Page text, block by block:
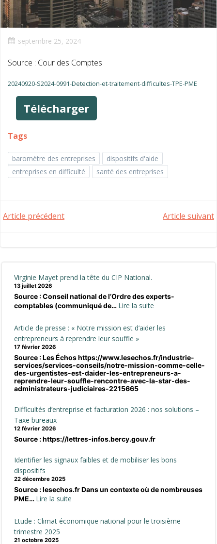
septembre 25, 2024
Source : Cour des Comptes
20240920-S2024-0991-Detection-et-traitement-difficultes-TPE-PME
Télécharger
Tags
baromètre des entreprises
dispositifs d'aide
entreprises en difficulté
santé des entreprises
Post
Article précédent Article suivant
Virginie Mayet prend la tête du CIP National.
13 juillet 2026
Source : Conseil national de l’Ordre des experts-
comptables (communiqué de… Lire la suite
Mayet
tête
du
CIP
Article de presse : « Notre mission est d’aider les
entrepreneurs à reprendre leur souffle »
17 février 2026
Source : Les Échos https://www.lesechos.fr/industrie-
services/services-conseils/notre-mission-comme-celle-
des-urgentistes-est-daider-les-entrepreneurs-a-
reprendre-leur-souffle-rencontre-avec-la-star-des-
administrateurs-judiciaires-2215665
Difficultés d’entreprise et facturation 2026 : nos solutions –
Taxe bureaux
12 février 2026
Source : https://lettres-infos.bercy.gouv.fr
Identifier les signaux faibles et de mobiliser les bons
dispositifs
22 décembre 2025
Source : lesechos.fr Dans un contexte où de nombreuses
PME… Lire la suite
les
Etude : Climat économique national pour le troisième
trimestre 2025
21 octobre 2025